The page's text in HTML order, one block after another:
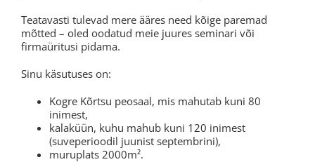
Teatavasti tulevad mere ääres need kõige paremad
mõtted – oled oodatud meie juures seminari või
firmaüritusi pidama.
Sinu käsutuses on:
Kogre Kõrtsu peosaal, mis mahutab kuni 80
inimest,
kalaküün, kuhu mahub kuni 120 inimest
(suveperioodil juunist septembrini),
muruplats 2000m².